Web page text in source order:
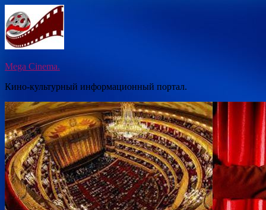
Перейти
к
содержимому
Mega Cinema.
Кино-культурный информационный портал.